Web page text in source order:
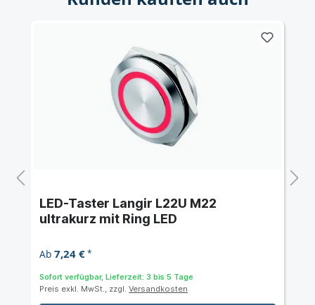
LED-Taster Langir L22U M22
ultrakurz mit Ring LED
Ab 7,24 €*
Sofort verfügbar, Lieferzeit: 3 bis 5 Tage
Preis exkl. MwSt., zzgl. Versandkosten